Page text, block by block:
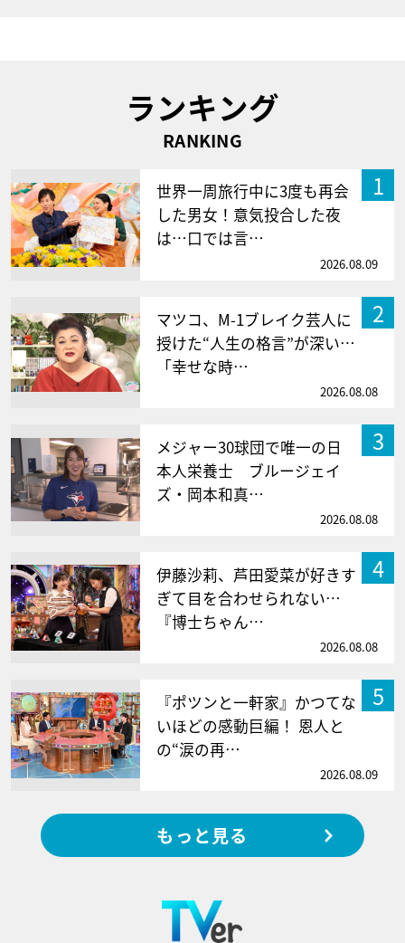
ランキング
RANKING
1
世界一周旅行中に3度も再会
した男女！意気投合した夜
は…口では言…
2026.08.09
2
マツコ、M-1ブレイク芸人に
授けた“人生の格言”が深い…
「幸せな時…
2026.08.08
3
メジャー30球団で唯一の日
本人栄養士 ブルージェイ
ズ・岡本和真…
2026.08.08
4
伊藤沙莉、芦田愛菜が好きす
ぎて目を合わせられない…
『博士ちゃん…
2026.08.08
5
『ポツンと一軒家』かつてな
いほどの感動巨編！ 恩人と
の“涙の再…
2026.08.09
もっと見る